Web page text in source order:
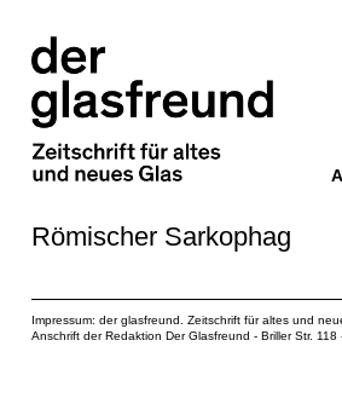
Römischer Sarkophag
Impressum: der glasfreund. Zeitschrift für altes und
Anschrift der Redaktion Der Glasfreund - Briller Str.